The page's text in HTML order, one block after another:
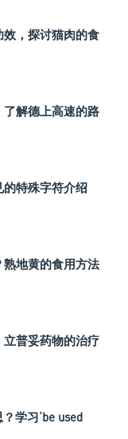
，探讨猫肉的食
解德上高速的路
特殊字符介绍
地黄的食用方法
普妥药物的治疗
学习‘be used